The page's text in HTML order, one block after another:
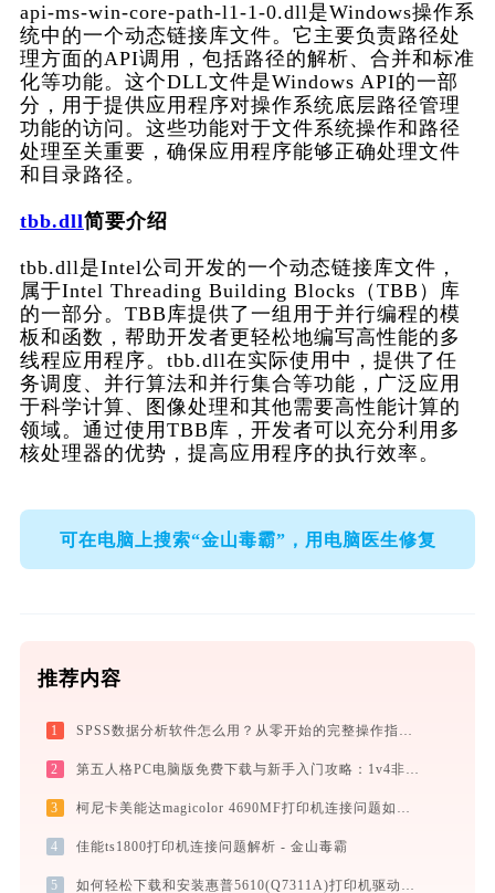
api-ms-win-core-path-l1-1-0.dll是Windows操作系
统中的一个动态链接库文件。它主要负责路径处
理方面的API调用，包括路径的解析、合并和标准
化等功能。这个DLL文件是Windows API的一部
分，用于提供应用程序对操作系统底层路径管理
功能的访问。这些功能对于文件系统操作和路径
处理至关重要，确保应用程序能够正确处理文件
和目录路径。
tbb.dll简要介绍
tbb.dll是Intel公司开发的一个动态链接库文件，
属于Intel Threading Building Blocks（TBB）库
的一部分。TBB库提供了一组用于并行编程的模
板和函数，帮助开发者更轻松地编写高性能的多
线程应用程序。tbb.dll在实际使用中，提供了任
务调度、并行算法和并行集合等功能，广泛应用
于科学计算、图像处理和其他需要高性能计算的
领域。通过使用TBB库，开发者可以充分利用多
核处理器的优势，提高应用程序的执行效率。
可在电脑上搜索“金山毒霸”，用电脑医生修复
推荐内容
1 SPSS数据分析软件怎么用？从零开始的完整操作指南（附实战案例）
2 第五人格PC电脑版免费下载与新手入门攻略：1v4非对称竞技的极致体验
3 柯尼卡美能达magicolor 4690MF打印机连接问题如何解决？-金山毒霸
4 佳能ts1800打印机连接问题解析 - 金山毒霸
5 如何轻松下载和安装惠普5610(Q7311A)打印机驱动？跟着这篇指南走